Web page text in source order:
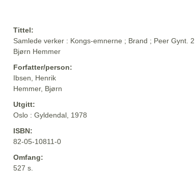
Tittel:
Samlede verker : Kongs-emnerne ; Brand ; Peer Gynt.
Bjørn Hemmer
Forfatter/person:
Ibsen, Henrik
Hemmer, Bjørn
Utgitt:
Oslo : Gyldendal, 1978
ISBN:
82-05-10811-0
Omfang:
527 s.